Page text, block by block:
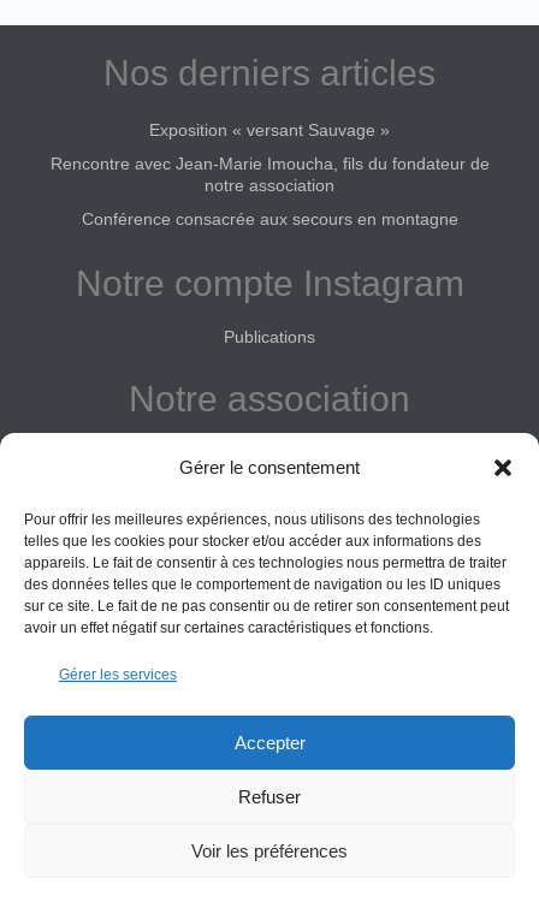
Gérer le consentement
Pour offrir les meilleures expériences, nous utilisons des technologies
telles que les cookies pour stocker et/ou accéder aux informations des
appareils. Le fait de consentir à ces technologies nous permettra de traiter
des données telles que le comportement de navigation ou les ID uniques
sur ce site. Le fait de ne pas consentir ou de retirer son consentement peut
avoir un effet négatif sur certaines caractéristiques et fonctions.
Gérer les services
Accepter
Refuser
Voir les préférences
Nos derniers articles
Exposition « versant Sauvage »
Rencontre avec Jean-Marie Imoucha, fils du fondateur de
notre association
Conférence consacrée aux secours en montagne
Notre compte Instagram
Publications
Notre association
Donner
Vos obligations
informations données sur ce site le sont à titre indicatif et la
ne saurait être engagée. Il appartient au visiteur de suivre
Contact